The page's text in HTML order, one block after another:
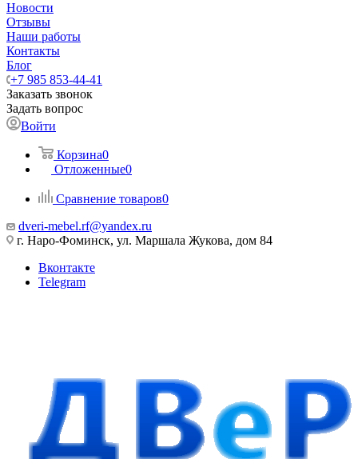
Новости
Отзывы
Наши работы
Контакты
Блог
+7 985 853-44-41
Заказать звонок
Задать вопрос
Войти
Корзина0
Отложенные0
Сравнение товаров0
dveri-mebel.rf@yandex.ru
г. Наро-Фоминск, ул. Маршала Жукова, дом 84
Вконтакте
Telegram